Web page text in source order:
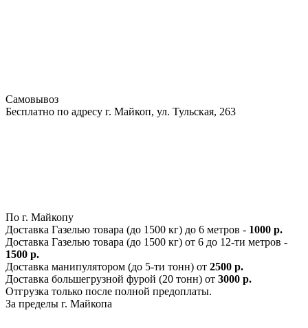
Самовывоз
Бесплатно по адресу г. Майкоп, ул. Тульская, 263
По г. Майкопу
Доставка Газелью товара (до 1500 кг) до 6 метров - 1000 р.
Доставка Газелью товара (до 1500 кг) от 6 до 12-ти метров -
1500 р.
Доставка манипулятором (до 5-ти тонн) от 2500 р.
Доставка большегрузной фурой (20 тонн) от 3000 р.
Отгрузка только после полной предоплаты.
За пределы г. Майкопа